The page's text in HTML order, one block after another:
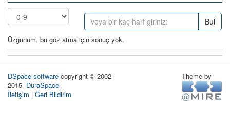
Bul
Üzgünüm, bu göz atma için sonuç yok.
DSpace software copyright © 2002-
2015 DuraSpace
İletişim | Geri Bildirim
Theme by